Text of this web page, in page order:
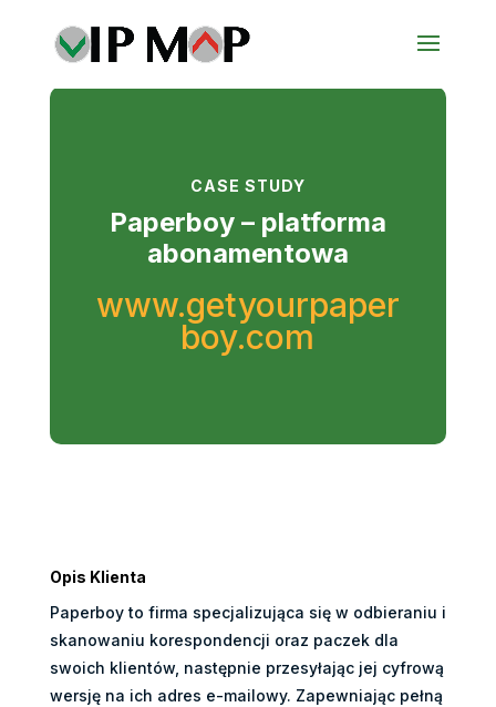
CASE STUDY
Paperboy – platforma
abonamentowa
www.getyourpaper
boy.com
Opis Klienta
Paperboy to firma specjalizująca się w odbieraniu i
skanowaniu korespondencji oraz paczek dla
swoich klientów, następnie przesyłając jej cyfrową
wersję na ich adres e-mailowy. Zapewniając pełną